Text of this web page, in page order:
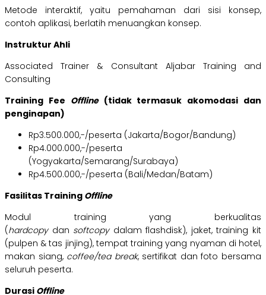
Metode interaktif, yaitu pemahaman dari sisi konsep,
contoh aplikasi, berlatih menuangkan konsep.
Instruktur Ahli
Associated Trainer & Consultant Aljabar Training and
Consulting
Training Fee Offline (tidak termasuk akomodasi dan
penginapan)
Rp3.500.000,-/peserta (Jakarta/Bogor/Bandung)
Rp4.000.000,-/peserta
(Yogyakarta/Semarang/Surabaya)
Rp4.500.000,-/peserta (Bali/Medan/Batam)
Fasilitas Training Offline
Modul training yang berkualitas
(hardcopydan softcopy dalam flashdisk), jaket, training kit
(pulpen & tas jinjing), tempat training yang nyaman di hotel,
makan siang, coffee/tea break, sertifikat dan foto bersama
seluruh peserta.
Durasi Offline